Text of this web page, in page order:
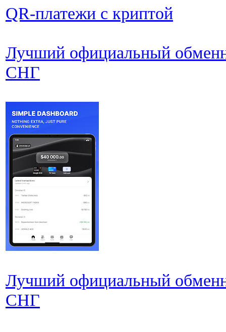
QR-платежи с криптой
Лучший официальный
СНГ
Лучший официальный
СНГ